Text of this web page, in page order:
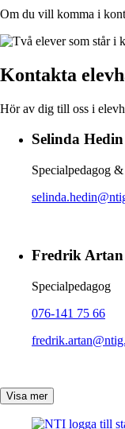
Om du vill komma i
Kontakta
Hör av dig till oss i
Selinda Hedin
Specialpedagog
Fredrik Artan
Specialpedagog
076-141 75 66
Visa mer